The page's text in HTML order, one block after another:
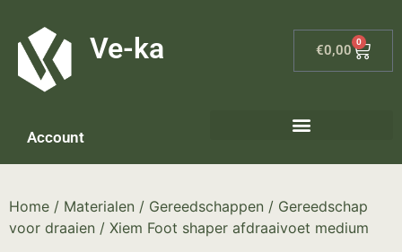
Ve-ka €0,00
0
Account
Home / Materialen / Gereedschappen / Gereedschap
voor draaien / Xiem Foot shaper afdraaivoet medium